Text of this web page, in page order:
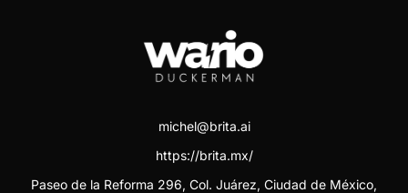
michel@brita.ai
https://brita.mx/
Paseo de la Reforma 296, Col. Juárez, Ciudad de México,